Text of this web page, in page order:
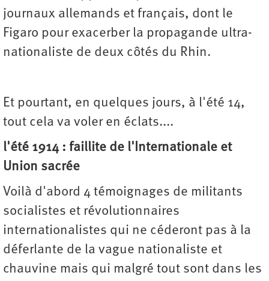
journaux allemands et français, dont le
Figaro pour exacerber la propagande ultra-
nationaliste de deux côtés du Rhin.
Et pourtant, en quelques jours, à l'été 14,
tout cela va voler en éclats....
l'été 1914 : faillite de l'Internationale et
Union sacrée
Voilà d'abord 4 témoignages de militants
socialistes et révolutionnaires
internationalistes qui ne céderont pas à la
déferlante de la vague nationaliste et
chauvine mais qui malgré tout sont dans les